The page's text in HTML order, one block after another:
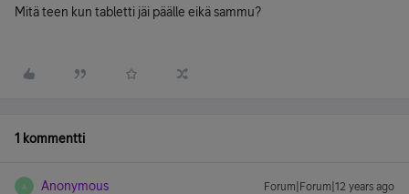
Mitä teen kun tabletti jäi päälle eikä sammu?
1 kommentti
A Anonymous Forum|Forum|12 years ago